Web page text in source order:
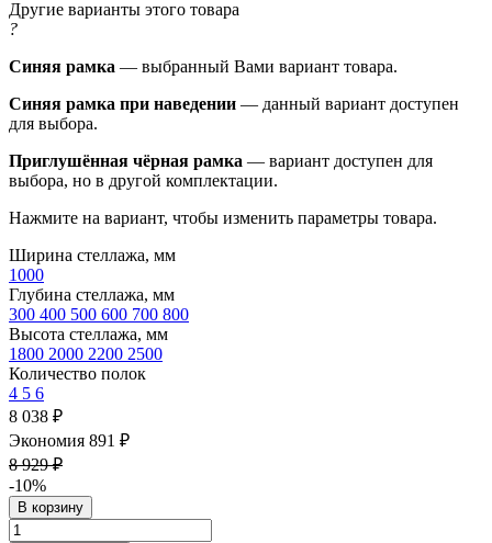
Другие варианты этого товара
?
Синяя рамка — выбранный Вами вариант товара.
Синяя рамка при наведении — данный вариант доступен
для выбора.
Приглушённая чёрная рамка — вариант доступен для
выбора, но в другой комплектации.
Нажмите на вариант, чтобы изменить параметры товара.
Ширина стеллажа, мм
1000
Глубина стеллажа, мм
300 400 500 600 700 800
Высота стеллажа, мм
1800 2000 2200 2500
Количество полок
4 5 6
8 038 ₽
Экономия 891 ₽
8 929 ₽
-10%
В корзину